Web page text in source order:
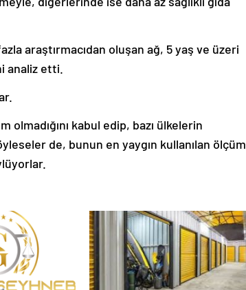
araştırmacıdan oluşan ağ, 5 yaş ve üzeri
analiz etti.
olmadığını kabul edip, bazı ülkelerin
de, bunun en yaygın kullanılan ölçüm